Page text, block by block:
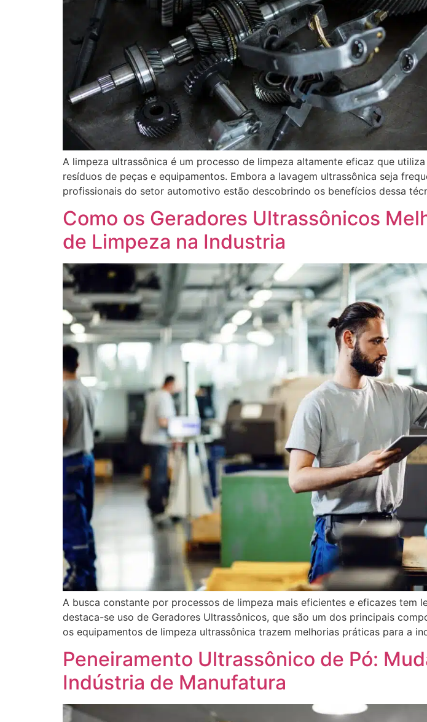
A limpeza ultrassônica é um processo de limpeza altamente eficaz que
resíduos de peças e equipamentos. Embora a lavagem ultrassônica seja
profissionais do setor automotivo estão descobrindo os benefícios dessa
Como os Geradores Ultrassônicos
de Limpeza na Industria
A busca constante por processos de limpeza mais eficientes e eficazes tem
destaca-se uso de Geradores Ultrassônicos, que são um dos principais
os equipamentos de limpeza ultrassônica trazem melhorias práticas para a
Peneiramento Ultrassônico de Pó:
Indústria de Manufatura